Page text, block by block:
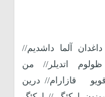
آلما داشدیم//
ظولوم اتدیلر// من
قازارام// درین